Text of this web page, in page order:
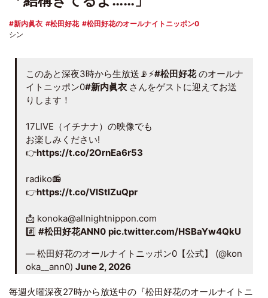
新内眞衣 松田好花
松田好花のオールナイトニッポン0
シン
このあと深夜3時から生放送📡⚡️#松田好花のオールナ
イトニッポン0#新内眞衣 さんをゲストに迎えてお送
りします！
17LIVE（イチナナ）の映像でも
お楽しみください!
👉https://t.co/2OrnEa6r53
radiko📻
👉https://t.co/VlStlZuQpr
📩 konoka@allnightnippon.com
#️⃣ #松田好花ANN0 pic.twitter.com/HSBaYw4QkU
— 松田好花のオールナイトニッポン0【公式】 (@kon
oka__ann0) June 2, 2026
毎週火曜深夜27時から放送中の『松田好花のオールナイトニ